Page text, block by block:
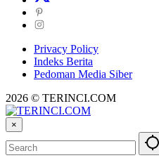
Privacy Policy
Indeks Berita
Pedoman Media Siber
2026 © TERINCI.COM
×